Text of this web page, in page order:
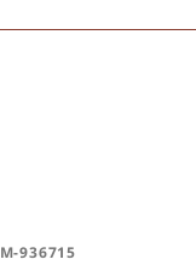
936715